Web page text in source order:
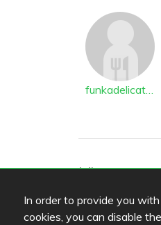
In order to provide you
cookies, you can disable
funkadelicatessen
Läge
Ullaksenpuisto
31074240